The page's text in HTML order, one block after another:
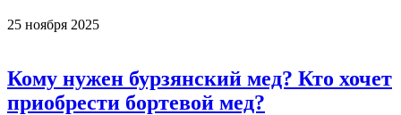
25 ноября 2025
Кому нужен бурзянский мед? Кто хочет
приобрести бортевой мед?